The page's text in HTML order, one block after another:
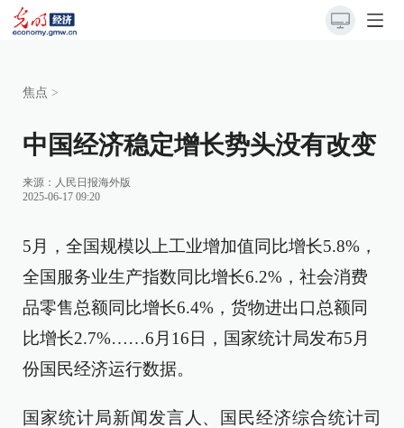
焦点 >
中国经济稳定增长势头没有改变
来源： 人民日报海外版
2025-06-17 09:20
5月，全国规模以上工业增加值同比增长5.8%，
全国服务业生产指数同比增长6.2%，社会消费
品零售总额同比增长6.4%，货物进出口总额同
比增长2.7%……6月16日，国家统计局发布5月
份国民经济运行数据。
国家统计局新闻发言人、国民经济综合统计司